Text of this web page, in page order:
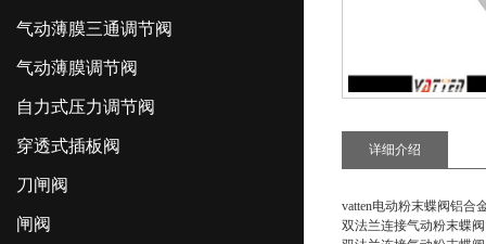
气动薄膜三通调节阀
气动薄膜调节阀
自力式压力调节阀
穿透式插板阀
刀闸阀
闸阀
详细介绍
vatten电动粉末蝶阀铝合
双法兰连接气动粉末蝶